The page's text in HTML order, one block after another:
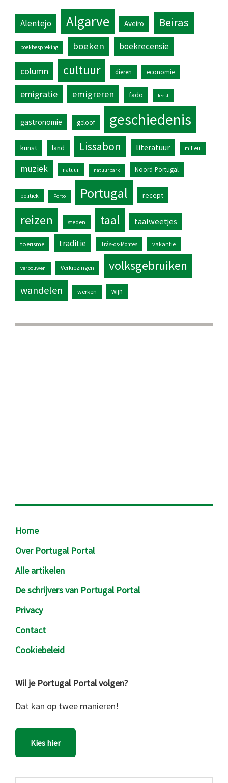
Alentejo Algarve Aveiro Beiras
boekbespreking boeken boekrecensie
column cultuur dieren economie
emigratie emigreren fado feest
gastronomie geloof geschiedenis
kunst land Lissabon literatuur milieu
muziek natuur natuurpark Noord-Portugal
politiek Porto Portugal recept
reizen steden taal taalweetjes
toerisme traditie Trás-os-Montes vakantie
verbouwen Verkiezingen volksgebruiken
wandelen werken wijn
Footer
Home
Over Portugal Portal
Alle artikelen
De schrijvers van Portugal Portal
Privacy
Contact
Cookiebeleid
Wil je Portugal Portal volgen?
Dat kan op twee manieren!
Kies hier